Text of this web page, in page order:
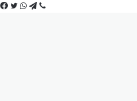
Facebook
Twitter
WhatsApp
Telegram